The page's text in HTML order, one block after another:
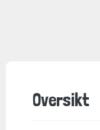
Oversikt